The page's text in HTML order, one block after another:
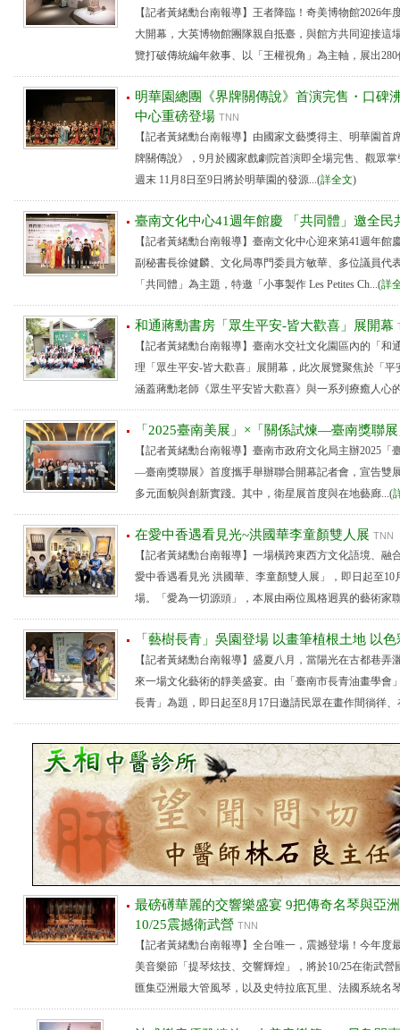
【記者黃緒勳台南報導】王者降臨！奇美博物館2026
大開幕，大英博物館團隊親自抵臺，與館方共同迎接這
覽打破傳統編年敘事、以「王權視角」為主軸，展出280
明華園總團《界牌關傳說》首演完售・口
中心重磅登場 TNN
【記者黃緒勳台南報導】由國家文藝獎得主、明華園首
牌關傳說》，9月於國家戲劇院首演即全場完售、觀眾
週末 11月8日至9日將於明華園的發源...(詳全文)
臺南文化中心41週年館慶 「共同體」邀全民
【記者黃緒勳台南報導】臺南文化中心迎來第41週年
副秘書長徐健麟、文化局專門委員方敏華、多位議員代
「共同體」為主題，特邀「小事製作 Les Petites Ch...(詳
和通蔣勳書房「眾生平安-皆大歡喜」展開幕
【記者黃緒勳台南報導】臺南水交社文化園區內的「和
理「眾生平安-皆大歡喜」展開幕，此次展覽聚焦於「
涵蓋蔣勳老師《眾生平安皆大歡喜》與一系列療癒人心
「2025臺南美展」×「關係試煉—臺南獎聯
【記者黃緒勳台南報導】臺南市政府文化局主辦2025
—臺南獎聯展》首度攜手舉辦聯合開幕記者會，宣告雙
多元面貌與創新實踐。其中，衛星展首度與在地藝廊...(
在愛中香遇看見光~洪國華李童顏雙人展 TNN
【記者黃緒勳台南報導】一場橫跨東西方文化語境、
愛中香遇看見光 洪國華、李童顏雙人展」，即日起至
場。「愛為一切源頭」，本展由兩位風格迥異的藝術家
「藝樹長青」吳園登場 以畫筆植根土地 以
【記者黃緒勳台南報導】盛夏八月，當陽光在古都巷弄
來一場文化藝術的靜美盛宴。由「臺南市長青油畫學會
長青」為題，即日起至8月17日邀請民眾在畫作間徜徉、
最磅礡華麗的交響樂盛宴 9把傳奇名琴與
10/25震撼衛武營 TNN
【記者黃緒勳台南報導】全台唯一，震撼登場！今年
美音樂節「提琴炫技、交響輝煌」，將於10/25在衛武
匯集亞洲最大管風琴，以及史特拉底瓦里、法國系統名